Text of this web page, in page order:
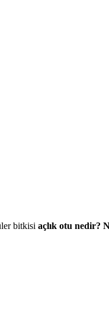
bitkisi açlık otu nedir?